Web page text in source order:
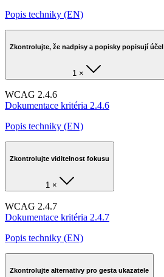
Popis techniky (EN)
Zkontrolujte, že nadpisy a popisky popisují účel
1 ×
WCAG 2.4.6
Dokumentace kritéria 2.4.6
Popis techniky (EN)
Zkontrolujte viditelnost fokusu
1 ×
WCAG 2.4.7
Dokumentace kritéria 2.4.7
Popis techniky (EN)
Zkontrolujte alternativy pro gesta ukazatele